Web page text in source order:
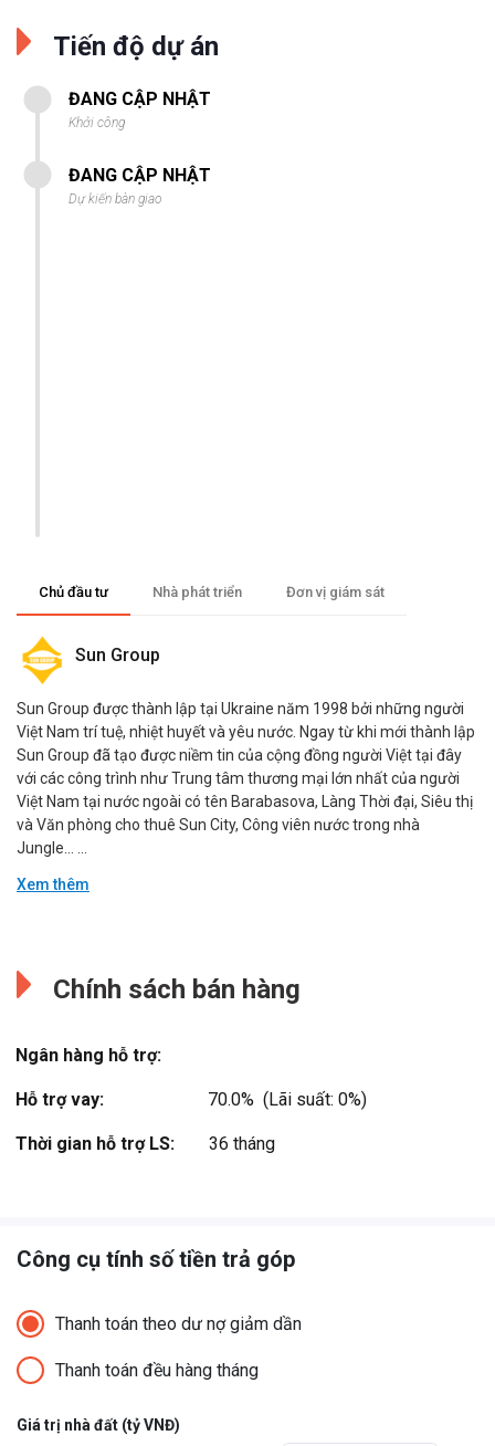
Tiến độ dự án
ĐANG CẬP NHẬT
Khởi công
ĐANG CẬP NHẬT
Dự kiến bàn giao
Chủ đầu tư Nhà phát triển Đơn vị giám sát
Sun Group
Sun Group được thành lập tại Ukraine năm 1998 bởi những người
Việt Nam trí tuệ, nhiệt huyết và yêu nước. Ngay từ khi mới thành lập
Sun Group đã tạo được niềm tin của cộng đồng người Việt tại đây
với các công trình như Trung tâm thương mại lớn nhất của người
Việt Nam tại nước ngoài có tên Barabasova, Làng Thời đại, Siêu thị
và Văn phòng cho thuê Sun City, Công viên nước trong nhà
Jungle… ...
Xem thêm
Chính sách bán hàng
Ngân hàng hỗ trợ:
Hỗ trợ vay: 70.0%  (Lãi suất: 0%)
Thời gian hỗ trợ LS: 36 tháng
Công cụ tính số tiền trả góp
Thanh toán theo dư nợ giảm dần
Thanh toán đều hàng tháng
Giá trị nhà đất (tỷ VNĐ)